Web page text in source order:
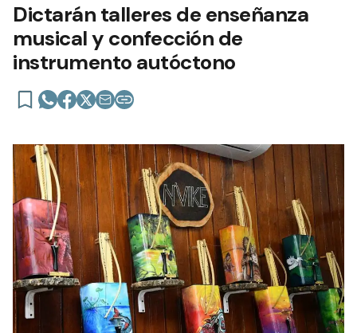
Dictarán talleres de enseñanza
musical y confección de
instrumento autóctono